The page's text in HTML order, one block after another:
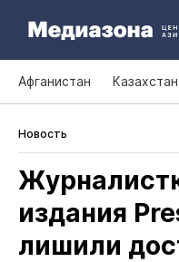
Афганистан Казахстан
Новость
издания
лишили